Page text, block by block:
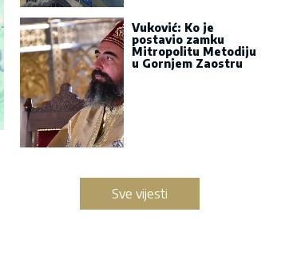
Vuković: Ko je
postavio zamku
Mitropolitu Metodiju
u Gornjem Zaostru
Sve vijesti